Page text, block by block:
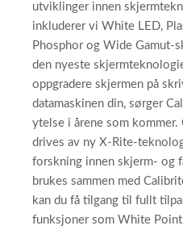
utviklinger innen
inkluderer vi White LED,
Phosphor og Wide Gamut-
den nyeste
oppgradere skjermen på
datamaskinen din, sørger
ytelse i årene som
drives av ny X-Rite-
forskning innen skjerm- og
brukes sammen med
kan du få tilgang til fullt
funksjoner som White